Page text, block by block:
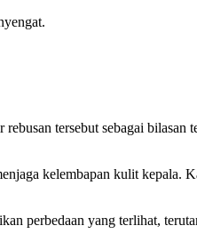
tersebut sebagai bilasan
kelembapan kulit kepala.
perbedaan yang terlihat,